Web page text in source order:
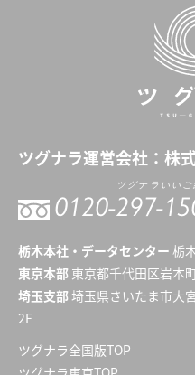
ツグナラ運営会社： 株
0120-297-
ツグナラいいご
栃木本社・データセンター 栃
東京本部 東京都千代田区岩本
埼玉支部 埼玉県さいたま市大
2F
ツグナラ全国版TOP